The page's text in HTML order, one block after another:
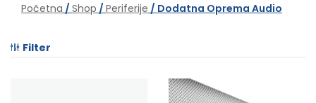
Početna / Shop / Periferije / Dodatna Oprema Audio
Filter